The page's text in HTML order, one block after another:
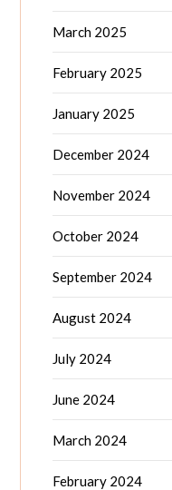
March 2025
February 2025
January 2025
December 2024
November 2024
October 2024
September 2024
August 2024
July 2024
June 2024
March 2024
February 2024